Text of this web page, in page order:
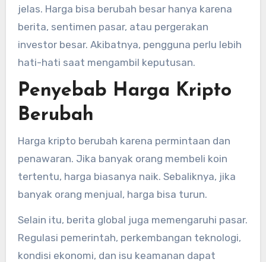
jelas. Harga bisa berubah besar hanya karena
berita, sentimen pasar, atau pergerakan
investor besar. Akibatnya, pengguna perlu lebih
hati-hati saat mengambil keputusan.
Penyebab Harga Kripto
Berubah
Harga kripto berubah karena permintaan dan
penawaran. Jika banyak orang membeli koin
tertentu, harga biasanya naik. Sebaliknya, jika
banyak orang menjual, harga bisa turun.
Selain itu, berita global juga memengaruhi pasar.
Regulasi pemerintah, perkembangan teknologi,
kondisi ekonomi, dan isu keamanan dapat